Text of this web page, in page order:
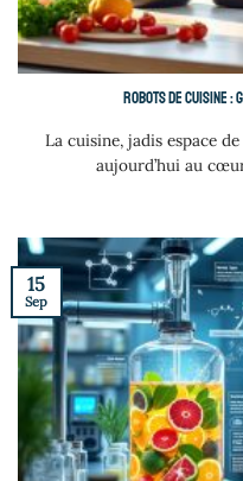
Robots de cuisine
La cuisine, jadis espace
aujourd’hui au
15
Sep